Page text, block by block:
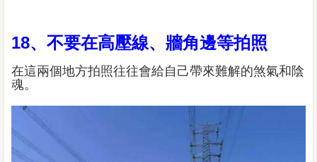
18、不要在高壓線、牆角邊等拍照
在這兩個地方拍照往往會給自己帶來難解的煞氣和陰
魂。